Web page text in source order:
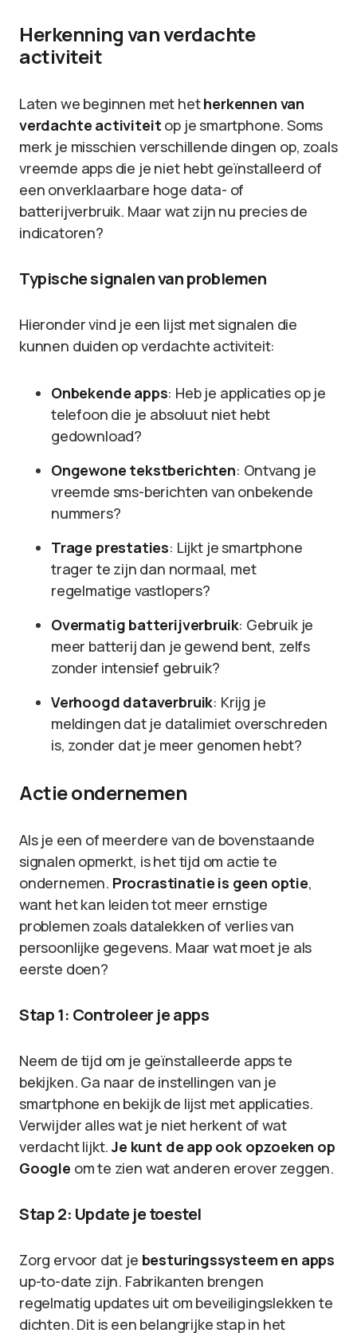
Herkenning van verdachte
activiteit
Laten we beginnen met hetherkennen van
verdachte activiteit op je smartphone. Soms
merk je misschien verschillende dingen op, zoals
vreemde apps die je niet hebt geïnstalleerd of
een onverklaarbare hoge data- of
batterijverbruik. Maar wat zijn nu precies de
indicatoren?
Typische signalen van problemen
Hieronder vind je een lijst met signalen die
kunnen duiden op verdachte activiteit:
Onbekende apps: Heb je applicaties op je
telefoon die je absoluut niet hebt
gedownload?
Ongewone tekstberichten: Ontvang je
vreemde sms-berichten van onbekende
nummers?
Trage prestaties: Lijkt je smartphone
trager te zijn dan normaal, met
regelmatige vastlopers?
Overmatig batterijverbruik: Gebruik je
meer batterij dan je gewend bent, zelfs
zonder intensief gebruik?
Verhoogd dataverbruik: Krijg je
meldingen dat je datalimiet overschreden
is, zonder dat je meer genomen hebt?
Actie ondernemen
Als je een of meerdere van de bovenstaande
signalen opmerkt, is het tijd om actie te
ondernemen. Procrastinatie is geen optie,
want het kan leiden tot meer ernstige
problemen zoals datalekken of verlies van
persoonlijke gegevens. Maar wat moet je als
eerste doen?
Stap 1: Controleer je apps
Neem de tijd om je geïnstalleerde apps te
bekijken. Ga naar de instellingen van je
smartphone en bekijk de lijst met applicaties.
Verwijder alles wat je niet herkent of wat
verdacht lijkt.Je kunt de app ook opzoeken op
Google om te zien wat anderen erover zeggen.
Stap 2: Update je toestel
Zorg ervoor dat je besturingssysteem en apps
up-to-date zijn. Fabrikanten brengen
regelmatig updates uit om beveiligingslekken te
dichten. Dit is een belangrijke stap in het